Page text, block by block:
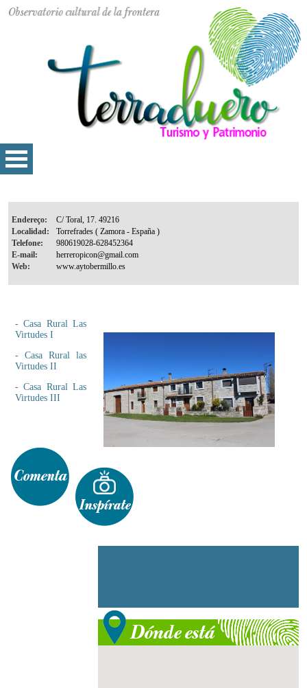
Endereço:
Localidad:
Telefone:
E-mail:
Web:
-Casa Rural Las
Virtudes I
- Casa Rural las
Virtudes II
-Casa Rural Las
Virtudes III